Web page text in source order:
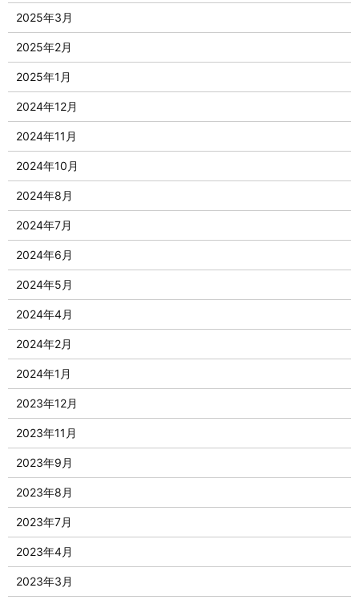
2025年3月
2025年2月
2025年1月
2024年12月
2024年11月
2024年10月
2024年8月
2024年7月
2024年6月
2024年5月
2024年4月
2024年2月
2024年1月
2023年12月
2023年11月
2023年9月
2023年8月
2023年7月
2023年4月
2023年3月